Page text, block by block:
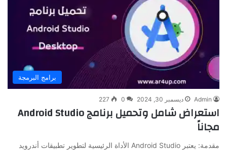
برامج البرمجة
Admin ديسمبر 30, 2024 0
227
استعراض شامل وتحميل برنامج Android Studio
مجاناً
مقدمة: يعتبر Android Studio الأداة الرئيسية لتطوير تطبيقات أندرويد